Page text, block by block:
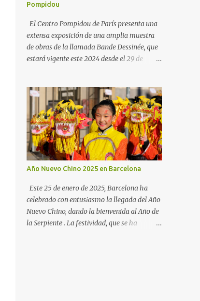
Pompidou
El Centro Pompidou de París presenta una
extensa exposición de una amplia muestra
de obras de la llamada Bande Dessinée, que
estará vigente este 2024 desde el 29 de
podrán disfrutar de una doble experiencia: la
visita a un Centro de arte icónico que en
breve cerrará sus puertas para acometer una
profunda remodelación y del visionado de
una gran profusión de obras de este arte.
Año Nuevo Chino 2025 en Barcelona
Este 25 de enero de 2025, Barcelona ha
celebrado con entusiasmo la llegada del Año
Nuevo Chino, dando la bienvenida al Año de
la Serpiente . La festividad, que se ha